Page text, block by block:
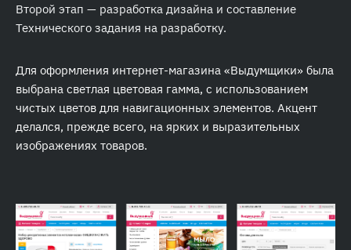
Второй этап — разработка дизайна и составление
Технического задания на разработку.
Для оформления интернет-магазина «Выдумщики» была
выбрана светлая цветовая гамма, с использованием
чистых цветов для навигационных элементов. Акцент
делался, прежде всего, на ярких и выразительных
изображениях товаров.